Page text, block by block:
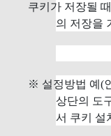
쿠키가 저장될
의 저장을
※ 설정방법 예(
상단의 도
서 쿠키 설